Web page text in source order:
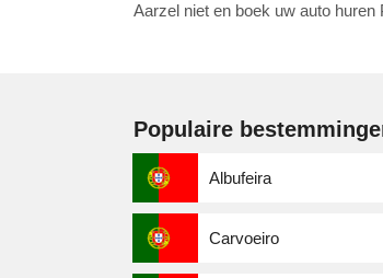
Aarzel niet en boek uw auto
Populaire
Albufeira
Carvoeiro